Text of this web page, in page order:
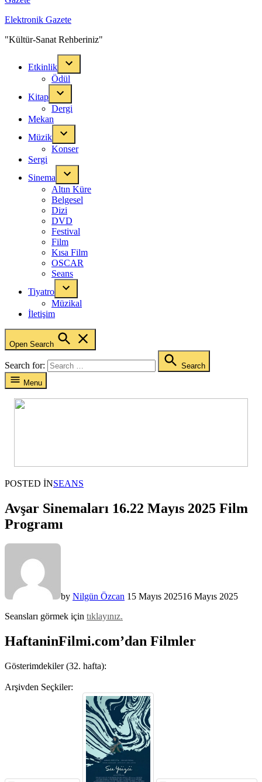
Elektronik Gazete
"Kültür-Sanat Rehberiniz"
Etkinlik
Ödül
Kitap
Dergi
Mekan
Müzik
Konser
Sergi
Sinema
Altın Küre
Belgesel
Dizi
DVD
Festival
Film
Kısa Film
OSCAR
Seans
Tiyatro
Müzikal
İletişim
Open Search
Search for:
Search
Menu
POSTED INSEANS
Avşar Sinemaları 16.22 Mayıs 2025 Film
Programı
by Nilgün Özcan 15 Mayıs 202516 Mayıs 2025
Seansları görmek için tıklayınız.
HaftaninFilmi.com’dan Filmler
Gösterimdekiler (32. hafta):
Arşivden Seçkiler: